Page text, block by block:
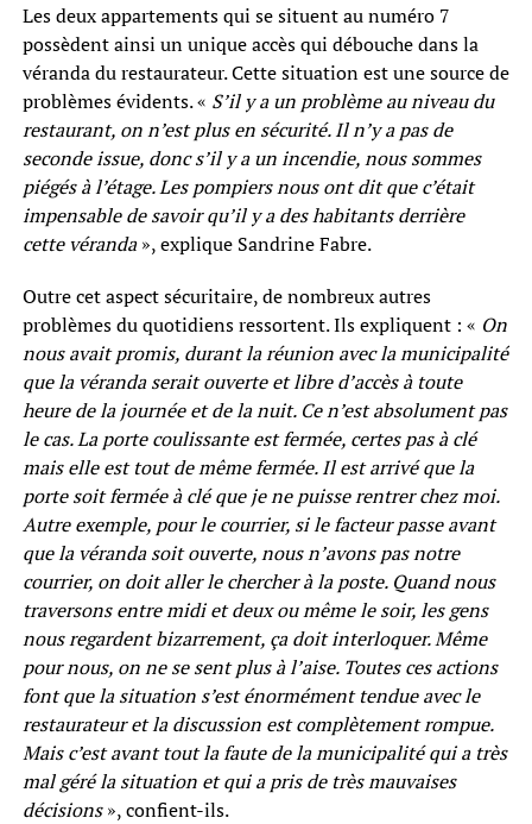
Les deux appartements qui se situent au numéro 7
possèdent ainsi un unique accès qui débouche dans la
véranda du restaurateur. Cette situation est une source de
problèmes évidents. « S’il y a un problème au niveau du
restaurant, on n’est plus en sécurité. Il n’y a pas de
seconde issue, donc s’il y a un incendie, nous sommes
piégés à l’étage. Les pompiers nous ont dit que c’était
impensable de savoir qu’il y a des habitants derrière
cette véranda», explique Sandrine Fabre.
Outre cet aspect sécuritaire, de nombreux autres
problèmes du quotidiens ressortent. Ils expliquent : « On
nous avait promis, durant la réunion avec la municipalité
que la véranda serait ouverte et libre d’accès à toute
heure de la journée et de la nuit. Ce n’est absolument pas
le cas. La porte coulissante est fermée, certes pas à clé
mais elle est tout de même fermée. Il est arrivé que la
porte soit fermée à clé que je ne puisse rentrer chez moi.
Autre exemple, pour le courrier, si le facteur passe avant
que la véranda soit ouverte, nous n’avons pas notre
courrier, on doit aller le chercher à la poste. Quand nous
traversons entre midi et deux ou même le soir, les gens
nous regardent bizarrement, ça doit interloquer. Même
pour nous, on ne se sent plus à l’aise. Toutes ces actions
font que la situation s’est énormément tendue avec le
restaurateur et la discussion est complètement rompue.
Mais c’est avant tout la faute de la municipalité qui a très
mal géré la situation et qui a pris de très mauvaises
décisions», confient-ils.